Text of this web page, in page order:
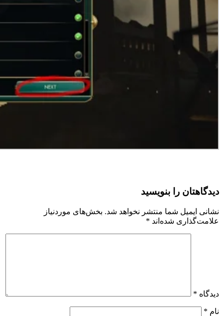
دیدگاهتان را بنویسید
نشانی ایمیل شما منتشر نخواهد شد. بخش‌های موردنیاز
علامت‌گذاری شده‌اند *
دیدگاه *
نام *